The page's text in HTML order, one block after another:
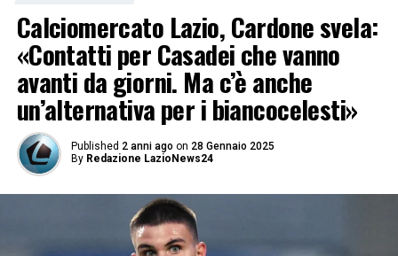
Calciomercato Lazio, Cardone svela:
«Contatti per Casadei che vanno
avanti da giorni. Ma c’è anche
un’alternativa per i biancocelesti»
Published 2 anni ago on 28 Gennaio 2025
By Redazione LazioNews24